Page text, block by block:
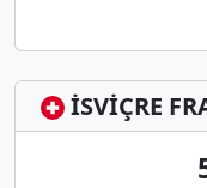
İSVİÇRE